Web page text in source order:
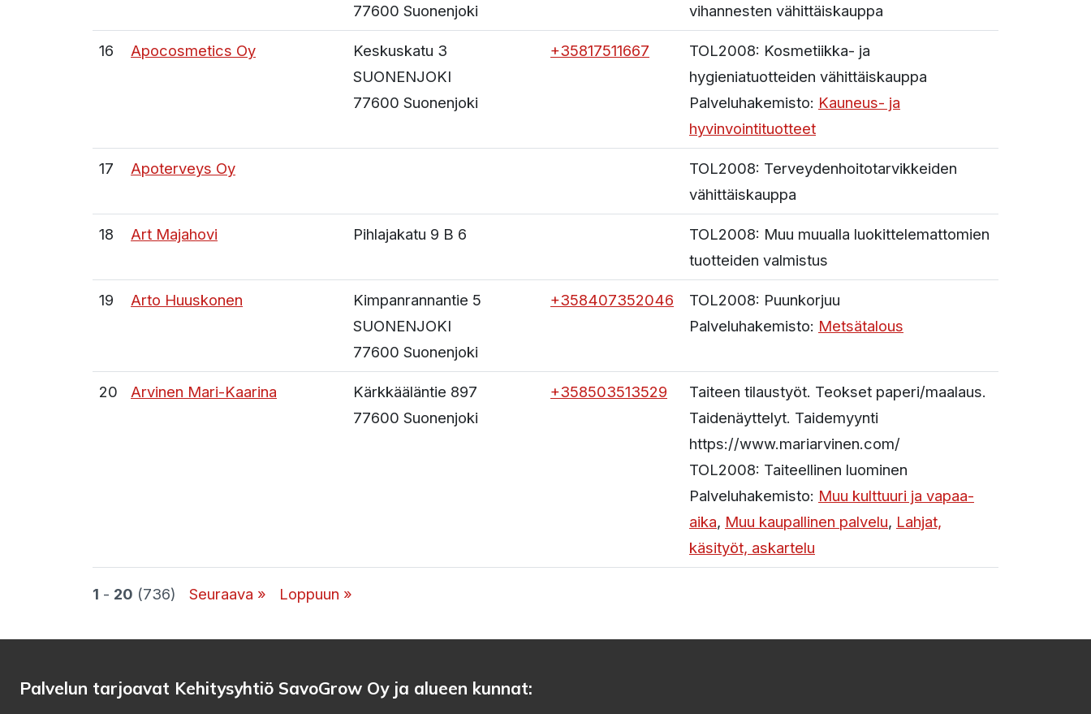
77600 Suonenjoki
vihannesten vähittäiskauppa
16 Apocosmetics Oy
Keskuskatu 3
SUONENJOKI
77600 Suonenjoki
+35817511667 TOL2008: Kosmetiikka- ja
hygieniatuotteiden vähittäiskauppa
Palveluhakemisto: Kauneus- ja
hyvinvointituotteet
17 Apoterveys Oy TOL2008: Terveydenhoitotarvikkeiden
vähittäiskauppa
18 Art Majahovi Pihlajakatu 9 B 6 TOL2008: Muu muualla luokittelemattomien
tuotteiden valmistus
19 Arto Huuskonen
Kimpanrannantie 5
SUONENJOKI
77600 Suonenjoki
+358407352046 TOL2008: Puunkorjuu
Palveluhakemisto: Metsätalous
20 Arvinen Mari-Kaarina
Kärkkääläntie 897
77600 Suonenjoki
+358503513529
Taiteen tilaustyöt. Teokset paperi/maalaus.
Taidenäyttelyt. Taidemyynti
https://www.mariarvinen.com/
TOL2008: Taiteellinen luominen
Palveluhakemisto: Muu kulttuuri ja vapaa-
aika, Muu kaupallinen palvelu, Lahjat,
käsityöt, askartelu
1 - 20 (736) Seuraava » Loppuun »
Palvelun tarjoavat Kehitysyhtiö SavoGrow Oy ja alueen kunnat: